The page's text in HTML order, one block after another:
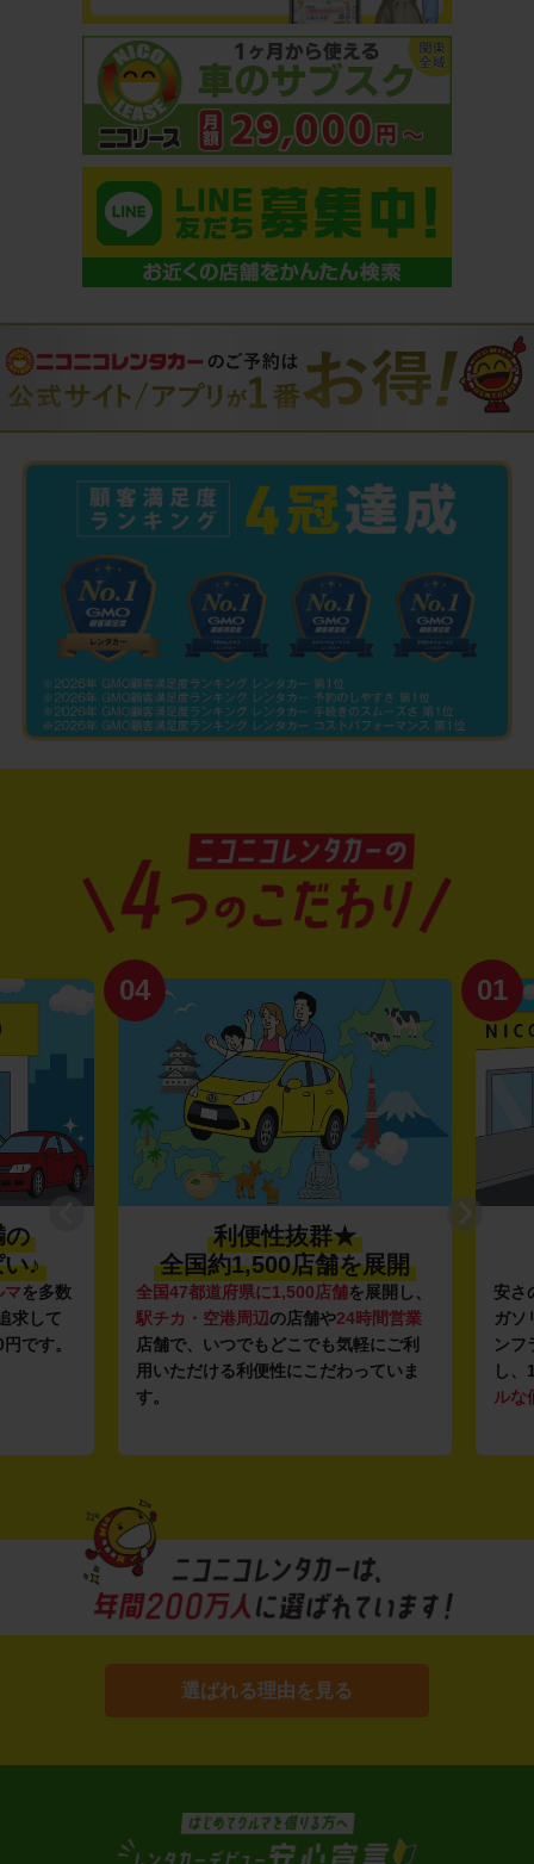
♪
を多数
して
す。
04
利便性抜群★
全国約1,500店舗を展開
全国47都道府県に1,500店舗を展開し、
駅チカ・空港周辺の店舗や24時間営業
店舗で、いつでもどこでも気軽にご利
用いただける利便性にこだわっていま
す。
01
安さ
ガソ
ンフ
し、
ルな
選ばれる理由を見る